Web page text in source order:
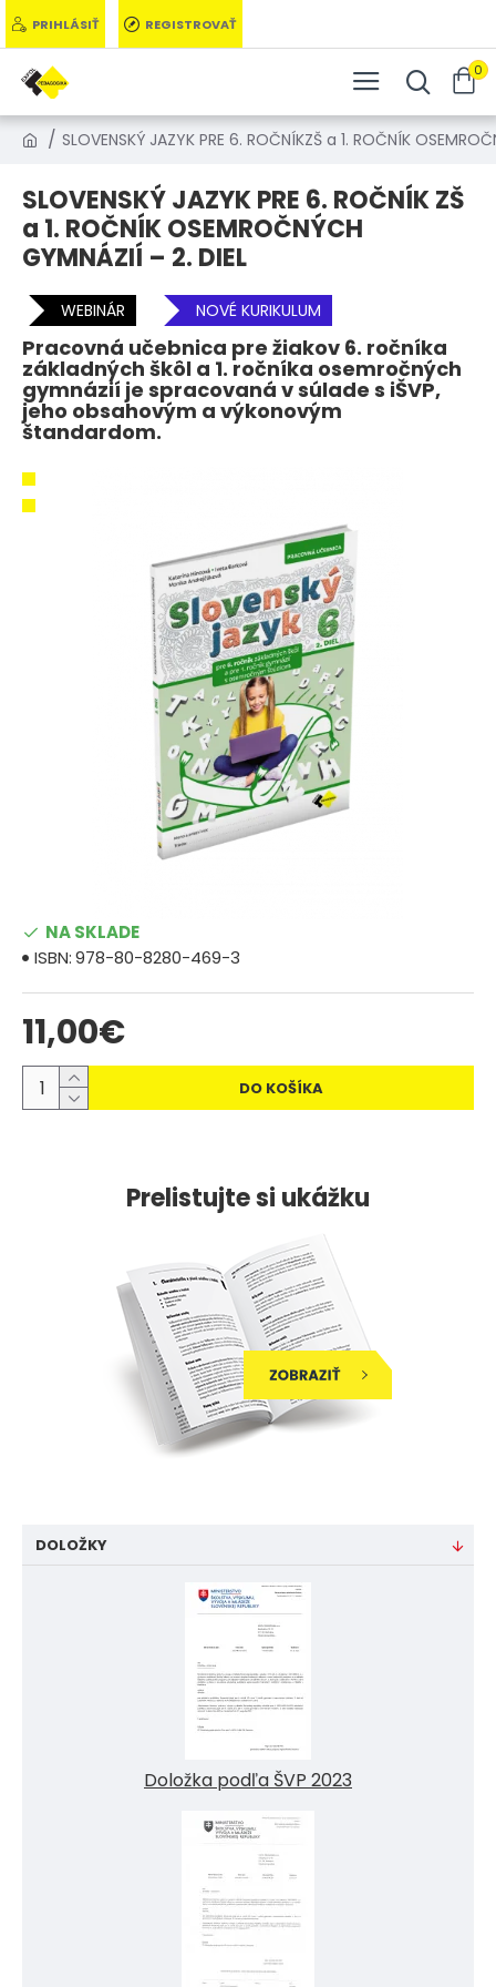
PRIHLÁSIŤ REGISTROVAŤ
0
SLOVENSKÝ JAZYK PRE 6. ROČNÍKZŠ a 1. ROČNÍK
SLOVENSKÝ JAZYK PRE 6. ROČNÍK ZŠ
a 1. ROČNÍK OSEMROČNÝCH
GYMNÁZIÍ – 2. DIEL
WEBINÁR NOVÉ KURIKULUM
Pracovná učebnica pre žiakov 6. ročníka
základných škôl a 1. ročníka osemročných
gymnázií je spracovaná v súlade s iŠVP,
jeho obsahovým a výkonovým
štandardom.
11,00€
NA SKLADE
ISBN:978-80-8280-469-3
DO KOŠÍKA
Prelistujte si ukážku
DOLOŽKY
Doložka podľa ŠVP 2023